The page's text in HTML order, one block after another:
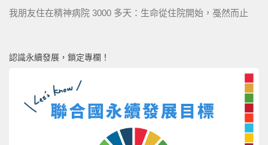
我朋友住在精神病院 3000 多天：生命從住院開始，戞然而止
認識永續發展，鎖定專欄！